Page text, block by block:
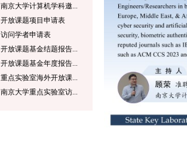
南京大学计算机学科邀...
开放课题项目申请表
访问学者申请表
开放课题基金结题报告...
开放课题基金年度报告...
重点实验室海外开放课...
南京大学重点实验室访...